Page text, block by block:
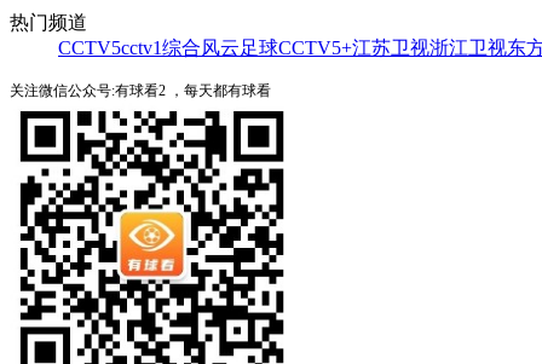
热门频道
CCTV5cctv1综合风云足球CCTV5+江苏卫视浙江卫视东
关注微信公众号:有球看2 ，每天都有球看